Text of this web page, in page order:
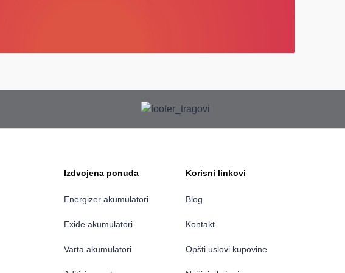
Izdvojena ponuda
Energizer akumulatori
Exide akumulatori
Varta akumulatori
Korisni linkovi
Blog
Kontakt
Opšti uslovi kupovine